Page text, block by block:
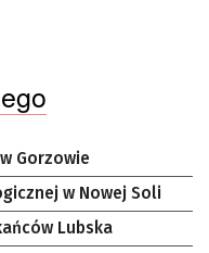
Gorzowie
w Nowej Soli
Lubska